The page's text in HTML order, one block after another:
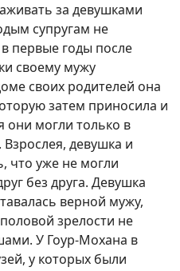
за девушками
супругам не
первые годы после
своему мужу
своих родителей она
затем приносила и
они могли только в
девушка и
что уже не могли
без друга. Девушка
верной мужу,
зрелости не
У Гоур-Мохана в
у которых были